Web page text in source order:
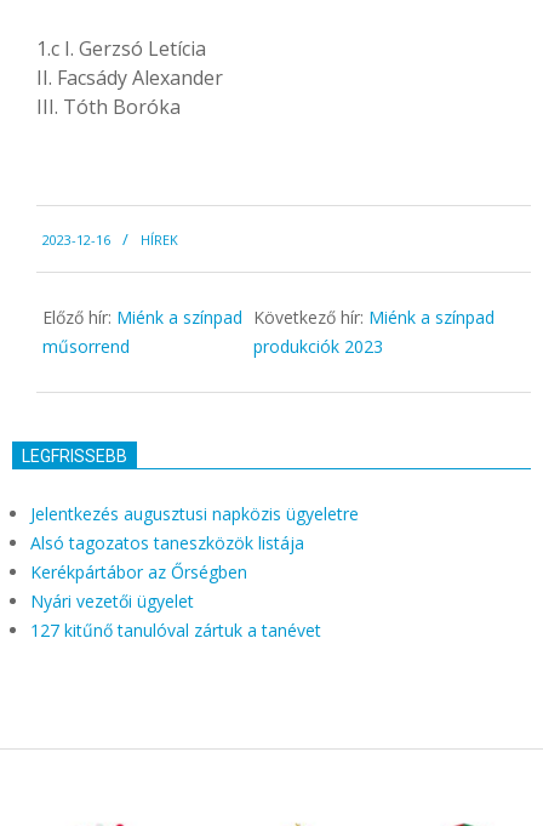
1.c I. Gerzsó Letícia
II. Facsády Alexander
III. Tóth Boróka
12-
16
2023-12-16 HÍREK
Előző hír: Miénk a színpad
műsorrend
Következő hír: Miénk a színpad
produkciók 2023
LEGFRISSEBB
Jelentkezés augusztusi napközis ügyeletre
Alsó tagozatos taneszközök listája
Kerékpártábor az Őrségben
Nyári vezetői ügyelet
127 kitűnő tanulóval zártuk a tanévet